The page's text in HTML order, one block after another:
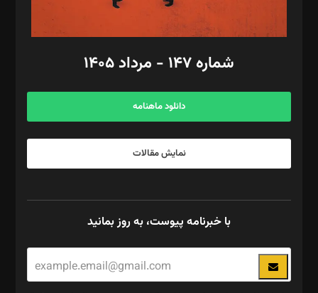
مد‌یر توسعه تجاری: کامبیز برید‌
امور مالی: شاپور رهبری، محمد‌ کاظمی‌نیا
آگهی و مشترکین: ۰۹۱۹۹۹۹۰۴۵۴
شماره ۱۴۷ - مرداد ۱۴۰۵
دانلود ماهنامه
نمایش مقالات
با خبرنامه پیوست، به روز بمانید